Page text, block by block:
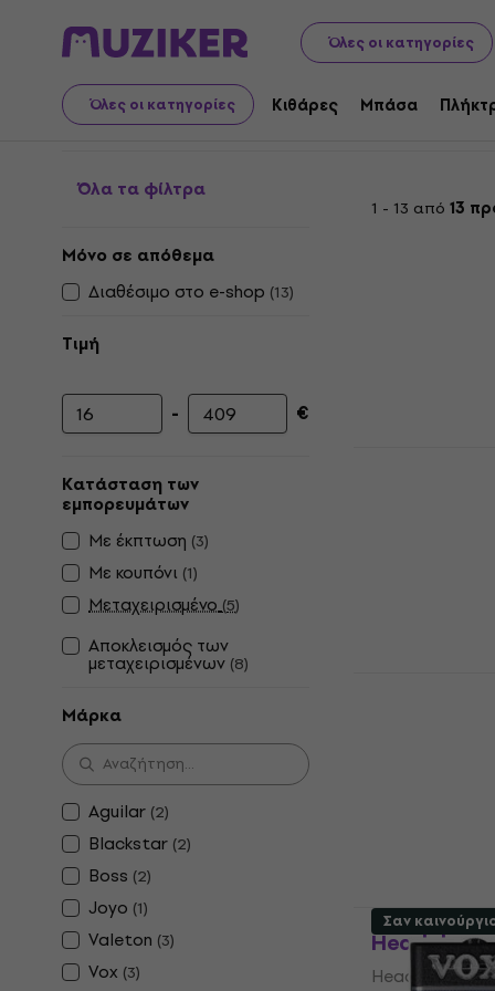
Όλες οι κατηγορίες
Όλες οι κατηγορίες Κιθάρες Μπάσα
Μουσικά όργανα Μπάσα Κεφάλια μπάσων
Ενισχυτές μπάσων
Όλα τα φίλτρα
Μόνο σε απόθεμα
Διαθέσιμο στο e-shop (13)
Τιμή
Ελάχιστη τιμή
- Μέγιστη τιμή€
Κατάσταση των
εμπορευμάτων
Με έκπτωση (3)
Με κουπόνι (1)
Μεταχειρισμένο (5)
Αποκλεισμός των
μεταχειρισμένων (8)
Μάρκα
Aguilar (2)
Blackstar (2)
Boss (2)
Joyo (1)
Valeton (3)
Vox (3)
1 - 13 από 13
Valeton
Headphone
Σαν